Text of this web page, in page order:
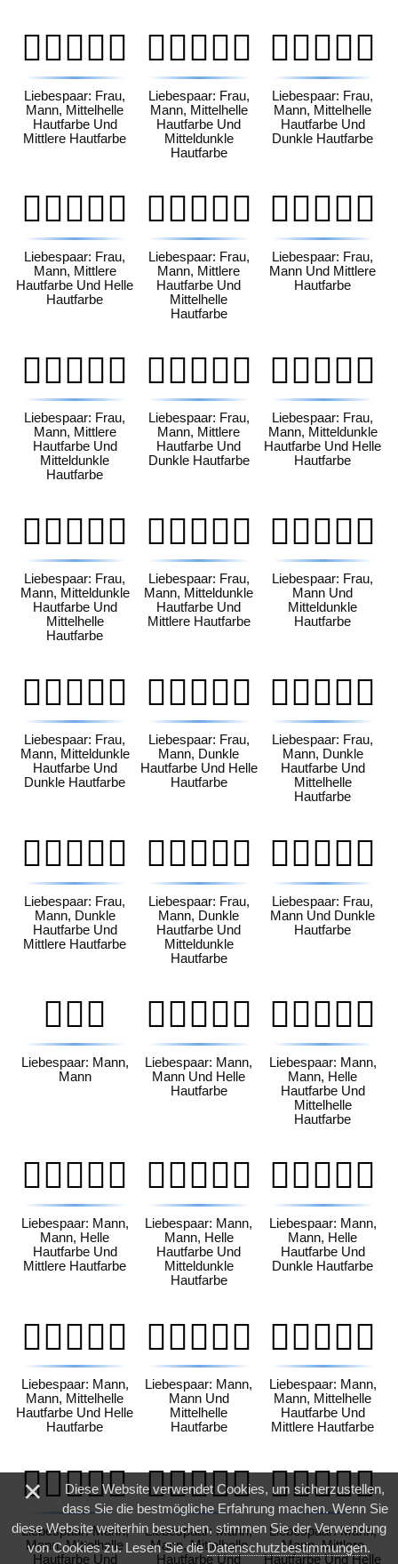
👩🏼‍❤️‍👨🏽
Liebespaar: Frau,
Mann, Mittelhelle
Hautfarbe Und
Mittlere Hautfarbe
👩🏼‍❤️‍👨🏾
Liebespaar: Frau,
Mann, Mittelhelle
Hautfarbe Und
Mitteldunkle
Hautfarbe
👩🏼‍❤️‍👨🏿
Liebespaar: Frau,
Mann, Mittelhelle
Hautfarbe Und
Dunkle Hautfarbe
👩🏽‍❤️‍👨🏻
Liebespaar: Frau,
Mann, Mittlere
Hautfarbe Und Helle
Hautfarbe
👩🏽‍❤️‍👨🏼
Liebespaar: Frau,
Mann, Mittlere
Hautfarbe Und
Mittelhelle
Hautfarbe
👩🏽‍❤️‍👨🏽
Liebespaar: Frau,
Mann Und Mittlere
Hautfarbe
👩🏽‍❤️‍👨🏾
Liebespaar: Frau,
Mann, Mittlere
Hautfarbe Und
Mitteldunkle
Hautfarbe
👩🏽‍❤️‍👨🏿
Liebespaar: Frau,
Mann, Mittlere
Hautfarbe Und
Dunkle Hautfarbe
👩🏾‍❤️‍👨🏻
Liebespaar: Frau,
Mann, Mitteldunkle
Hautfarbe Und Helle
Hautfarbe
👩🏾‍❤️‍👨🏼
Liebespaar: Frau,
Mann, Mitteldunkle
Hautfarbe Und
Mittelhelle
Hautfarbe
👩🏾‍❤️‍👨🏽
Liebespaar: Frau,
Mann, Mitteldunkle
Hautfarbe Und
Mittlere Hautfarbe
👩🏾‍❤️‍👨🏾
Liebespaar: Frau,
Mann Und
Mitteldunkle
Hautfarbe
👩🏾‍❤️‍👨🏿
Liebespaar: Frau,
Mann, Mitteldunkle
Hautfarbe Und
Dunkle Hautfarbe
👩🏿‍❤️‍👨🏻
Liebespaar: Frau,
Mann, Dunkle
Hautfarbe Und Helle
Hautfarbe
👩🏿‍❤️‍👨🏼
Liebespaar: Frau,
Mann, Dunkle
Hautfarbe Und
Mittelhelle
Hautfarbe
👩🏿‍❤️‍👨🏽
Liebespaar: Frau,
Mann, Dunkle
Hautfarbe Und
Mittlere Hautfarbe
👩🏿‍❤️‍👨🏾
Liebespaar: Frau,
Mann, Dunkle
Hautfarbe Und
Mitteldunkle
Hautfarbe
👩🏿‍❤️‍👨🏿
Liebespaar: Frau,
Mann Und Dunkle
Hautfarbe
👨‍❤️‍👨
Liebespaar: Mann,
Mann
👨🏻‍❤️‍👨🏻
Liebespaar: Mann,
Mann Und Helle
Hautfarbe
👨🏻‍❤️‍👨🏼
Liebespaar: Mann,
Mann, Helle
Hautfarbe Und
Mittelhelle
Hautfarbe
👨🏻‍❤️‍👨🏽
Liebespaar: Mann,
Mann, Helle
Hautfarbe Und
Mittlere Hautfarbe
👨🏻‍❤️‍👨🏾
Liebespaar: Mann,
Mann, Helle
Hautfarbe Und
Mitteldunkle
Hautfarbe
👨🏻‍❤️‍👨🏿
Liebespaar: Mann,
Mann, Helle
Hautfarbe Und
Dunkle Hautfarbe
👨🏼‍❤️‍👨🏻
Liebespaar: Mann,
Mann, Mittelhelle
Hautfarbe Und Helle
Hautfarbe
👨🏼‍❤️‍👨🏼
Liebespaar: Mann,
Mann Und
Mittelhelle
Hautfarbe
👨🏼‍❤️‍👨🏽
Liebespaar: Mann,
Mann, Mittelhelle
Hautfarbe Und
Mittlere Hautfarbe
👨🏼‍❤️‍👨🏾
Liebespaar: Mann,
Mann, Mittelhelle
Hautfarbe Und
👨🏼‍❤️‍👨🏿
Liebespaar: Mann,
Mann, Mittelhelle
Hautfarbe Und
👨🏽‍❤️‍👨🏻
Liebespaar: Mann,
Mann, Mittlere
Hautfarbe Und Helle
×
Diese Website verwendet Cookies, um sicherzustellen,
dass Sie die bestmögliche Erfahrung machen. Wenn Sie
diese Website weiterhin besuchen, stimmen Sie der Verwendung
von Cookies zu. Lesen Sie die Datenschutzbestimmungen.